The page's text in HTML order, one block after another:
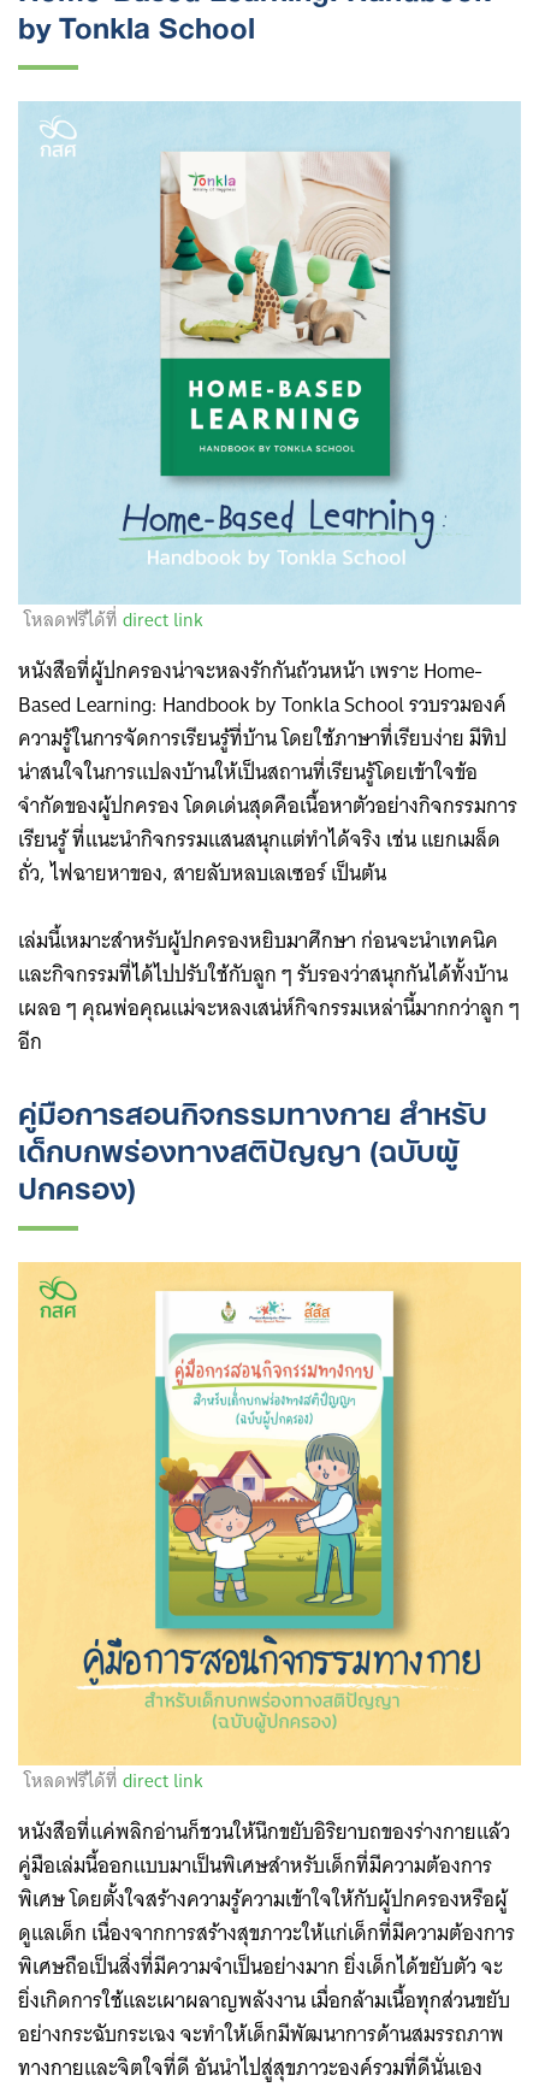
Search
by Tonkla School
โหลดฟรีได้ที่direct link
หนังสือที่ผู้ปกครองน่าจะหลงรักกันถ้วนหน้า เพราะ Home-
Based Learning: Handbook by Tonkla School รวบรวมองค์
ความรู้ในการจัดการเรียนรู้ที่บ้าน โดยใช้ภาษาที่เรียบง่าย มีทิป
น่าสนใจในการแปลงบ้านให้เป็นสถานที่เรียนรู้โดยเข้าใจข้อ
จำกัดของผู้ปกครอง โดดเด่นสุดคือเนื้อหาตัวอย่างกิจกรรมการ
เรียนรู้ ที่แนะนำกิจกรรมแสนสนุกแต่ทำได้จริง เช่น แยกเมล็ด
ถั่ว, ไฟฉายหาของ, สายลับหลบเลเซอร์ เป็นต้น
เล่มนี้เหมาะสำหรับผู้ปกครองหยิบมาศึกษา ก่อนจะนำเทคนิค
และกิจกรรมที่ได้ไปปรับใช้กับลูก ๆ รับรองว่าสนุกกันได้ทั้งบ้าน
เผลอ ๆ คุณพ่อคุณแม่จะหลงเสน่ห์กิจกรรมเหล่านี้มากกว่าลูก ๆ
อีก
คู่มือการสอนกิจกรรมทางกาย สำหรับ
เด็กบกพร่องทางสติปัญญา (ฉบับผู้
ปกครอง)
โหลดฟรีได้ที่direct link
หนังสือที่แค่พลิกอ่านก็ชวนให้นึกขยับอิริยาบถของร่างกายแล้ว
คู่มือเล่มนี้ออกแบบมาเป็นพิเศษสำหรับเด็กที่มีความต้องการ
พิเศษ โดยตั้งใจสร้างความรู้ความเข้าใจให้กับผู้ปกครองหรือผู้
ดูแลเด็ก เนื่องจากการสร้างสุขภาวะให้แก่เด็กที่มีความต้องการ
พิเศษถือเป็นสิ่งที่มีความจำเป็นอย่างมาก ยิ่งเด็กได้ขยับตัว จะ
ยิ่งเกิดการใช้และเผาผลาญพลังงาน เมื่อกล้ามเนื้อทุกส่วนขยับ
อย่างกระฉับกระเฉง จะทำให้เด็กมีพัฒนาการด้านสมรรถภาพ
ทางกายและจิตใจที่ดี อันนำไปสู่สุขภาวะองค์รวมที่ดีนั่นเอง